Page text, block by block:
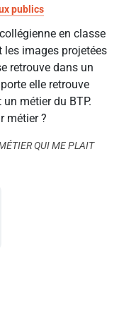
publics
en classe
les images projetées
retrouve dans un
elle retrouve
métier du BTP.
métier ?
QUI ME PLAIT